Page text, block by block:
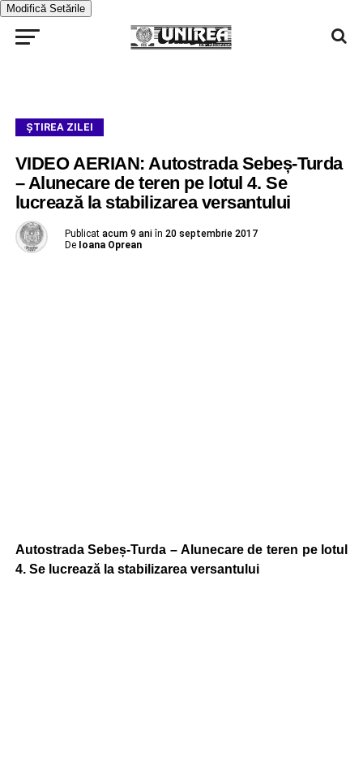
Modifică Setările
ŞTIREA ZILEI
VIDEO AERIAN: Autostrada Sebeș-Turda
– Alunecare de teren pe lotul 4. Se
lucrează la stabilizarea versantului
Publicat acum 9 ani în 20 septembrie 2017
De Ioana Oprean
Autostrada Sebeș-Turda – Alunecare de teren pe lotul
4. Se lucrează la stabilizarea versantului